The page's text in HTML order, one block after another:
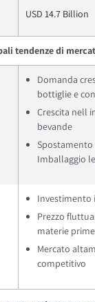
USD 14.7 Billion
tendenze di
Domanda
bottiglie e
Crescita nell
bevande
Spostamento
Imballaggio
Investimento
Prezzo
materie prime
Mercato
competitivo